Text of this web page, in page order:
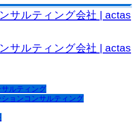
ルティング
ョンコンサルティング